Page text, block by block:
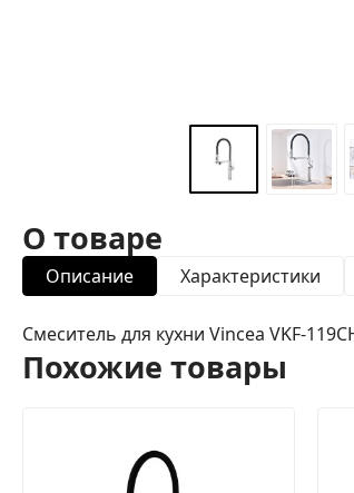
О товаре
Описание Характеристики
Смеситель для кухни Vincea VKF-
Похожие товары